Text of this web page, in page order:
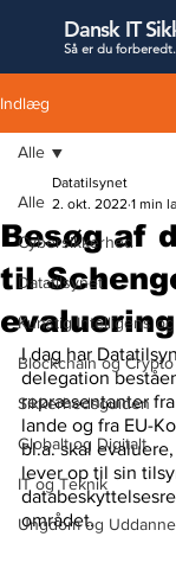
Dansk IT
Så er du forbered
Indlæg
Alle
Cybersikkerhed
Datatilsynet
Kunstig Intelligens
Blockchain og Crypto
Sikkerhedsguiden
Globalt og Digitalt
IT og Teknik
Ungdom og
Alle
Besøg af
til
evaluering
Datatilsynet
2. okt. 2022 1 min
I dag har
delegation
repræsentanter
lande og fra EU-
bl.a. skal
lever op til sin
området.